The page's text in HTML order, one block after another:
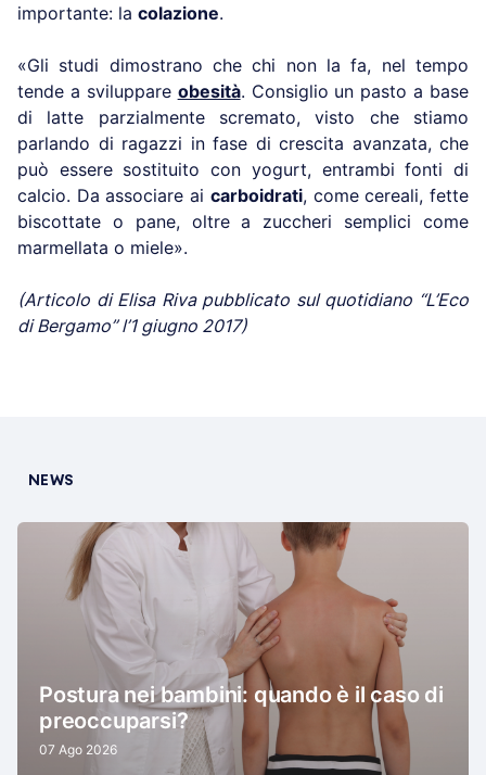
importante: la colazione.
«Gli studi dimostrano che chi non la fa, nel tempo
tende a sviluppare obesità. Consiglio un pasto a base
di latte parzialmente scremato, visto che stiamo
parlando di ragazzi in fase di crescita avanzata, che
può essere sostituito con yogurt, entrambi fonti di
calcio. Da associare ai carboidrati, come cereali, fette
biscottate o pane, oltre a zuccheri semplici come
marmellata o miele».
(Articolo di Elisa Riva pubblicato sul quotidiano “L’Eco
di Bergamo” l’1 giugno 2017)
NEWS
Postura nei bambini: quando è il caso di
preoccuparsi?
07 Ago 2026